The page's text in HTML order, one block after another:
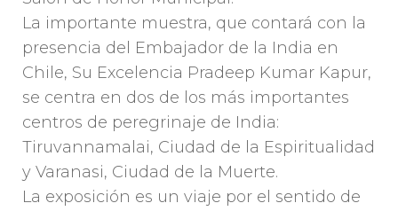
La importante muestra, que contará con la
presencia del Embajador de la India en
Chile, Su Excelencia Pradeep Kumar Kapur,
se centra en dos de los más importantes
centros de peregrinaje de India:
Tiruvannamalai, Ciudad de la Espiritualidad
y Varanasi, Ciudad de la Muerte.
La exposición es un viaje por el sentido de